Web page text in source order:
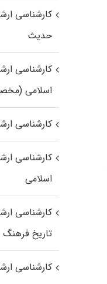
کارشناسی
حدیث
کارشناسی
اسلامی
کارشناسی
کارشناسی
اسلامی
کارشناسی
تاریخ
کارشناسی